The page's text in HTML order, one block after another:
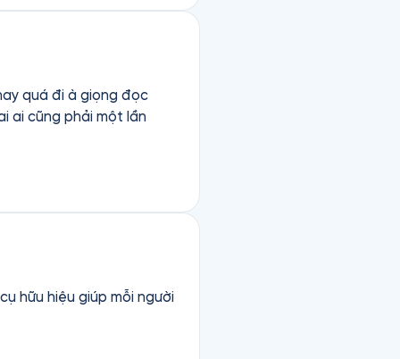
ai cũng phải một lần
hữu hiệu giúp mỗi người